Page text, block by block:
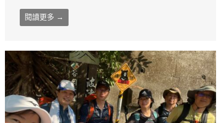
閱讀更多 →